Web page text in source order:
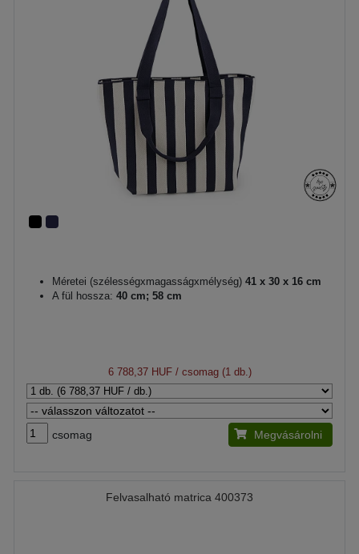
Méretei (szélességxmagasságxmélység) 41 x 30 x 16 cm
A fül hossza: 40 cm; 58 cm
6 788,37 HUF/ csomag (1 db.)
csomag Megvásárolni
Felvasalható matrica 400373